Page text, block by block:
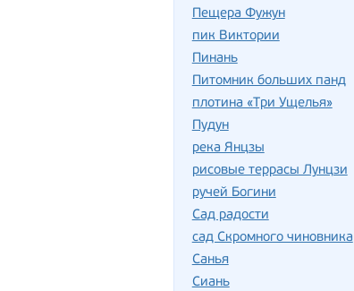
Пещера Фужун
пик Виктории
Пинань
Питомник больших панд
плотина «Три Ущелья»
Пудун
река Янцзы
рисовые террасы Лунцзи
ручей Богини
Сад радости
сад Скромного чиновника
Санья
Сиань